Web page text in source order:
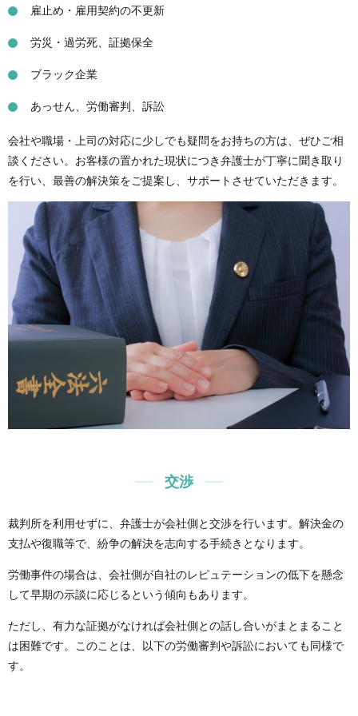
雇止め・雇用契約の不更新
労災・過労死、証拠保全
ブラック企業
あっせん、労働審判、訴訟
会社や職場・上司の対応に少しでも疑問をお持ちの方は、ぜひご相
談ください。お客様の置かれた現状につき弁護士が丁寧に聞き取り
を行い、最善の解決策をご提案し、サポートさせていただきます。
交渉
裁判所を利用せずに、弁護士が会社側と交渉を行います。解決金の
支払や復職等で、紛争の解決を志向する手続きとなります。
労働事件の場合は、会社側が自社のレピュテーションの低下を懸念
して早期の示談に応じるという傾向もあります。
ただし、有力な証拠がなければ会社側との話し合いがまとまること
は困難です。このことは、以下の労働審判や訴訟においても同様で
す。